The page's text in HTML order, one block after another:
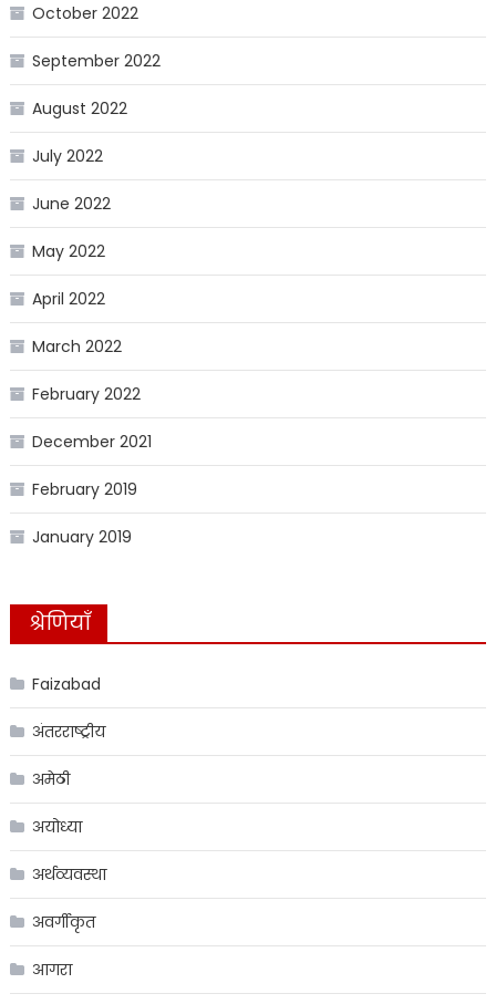
October 2022
September 2022
August 2022
July 2022
June 2022
May 2022
April 2022
March 2022
February 2022
December 2021
February 2019
January 2019
श्रेणियाँ
Faizabad
अंतरराष्ट्रीय
अमेठी
अयोध्या
अर्थव्यवस्था
अवर्गीकृत
आगरा